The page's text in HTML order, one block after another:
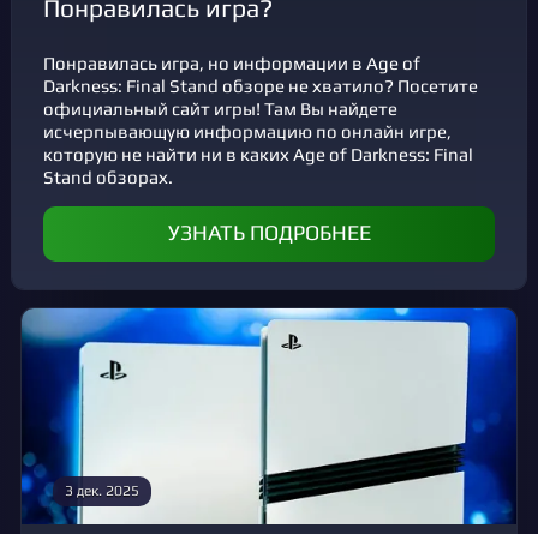
Понравилась игра?
Понравилась игра, но информации в Age of
Darkness: Final Stand обзоре не хватило? Посетите
официальный сайт игры! Там Вы найдете
исчерпывающую информацию по онлайн игре,
которую не найти ни в каких Age of Darkness: Final
Stand обзорах.
УЗНАТЬ ПОДРОБНЕЕ
3 дек. 2025